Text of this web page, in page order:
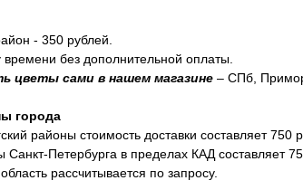
- 350 рублей.
без дополнительной оплаты.
цветы сами в нашем магазине – СПб,
города
районы стоимость доставки составляет 750
Санкт-Петербурга в пределах КАД составляет
рассчитывается по запросу.